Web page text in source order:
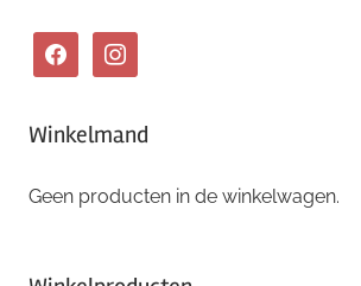
facebookinstagram
Winkelmand
Geen producten in de winkelwagen.